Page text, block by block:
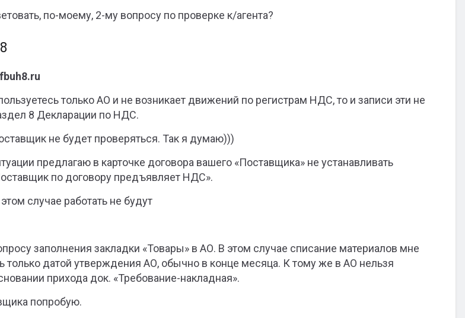
по-моему, 2-му вопросу по проверке к/агента?
только АО и не возникает движений по регистрам НДС, то и записи эти не
8 Декларации по НДС.
не будет проверяться. Так я думаю)))
предлагаю в карточке договора вашего «Поставщика» не устанавливать
по договору предъявляет НДС».
случае работать не будут
заполнения закладки «Товары» в АО. В этом случае списание материалов мне
только датой утверждения АО, обычно в конце месяца. К тому же в АО нельзя
прихода док. «Требование-накладная».
попробую.